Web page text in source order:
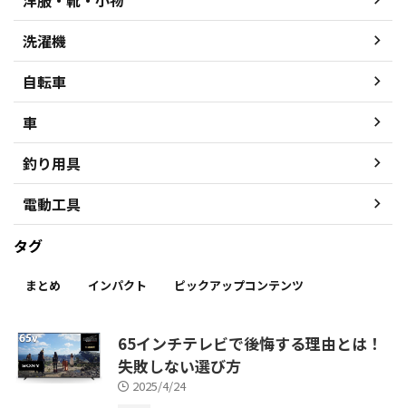
洗濯機
自転車
車
釣り用具
電動工具
タグ
まとめ インパクト ピックアップコンテンツ
65インチテレビで後悔する理由とは！
失敗しない選び方
2025/4/24